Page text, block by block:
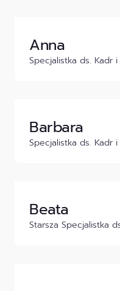
Anna
Specjalistka ds. Kadr i
Barbara
Specjalistka ds. Kadr i
Beata
Starsza Specjalistka